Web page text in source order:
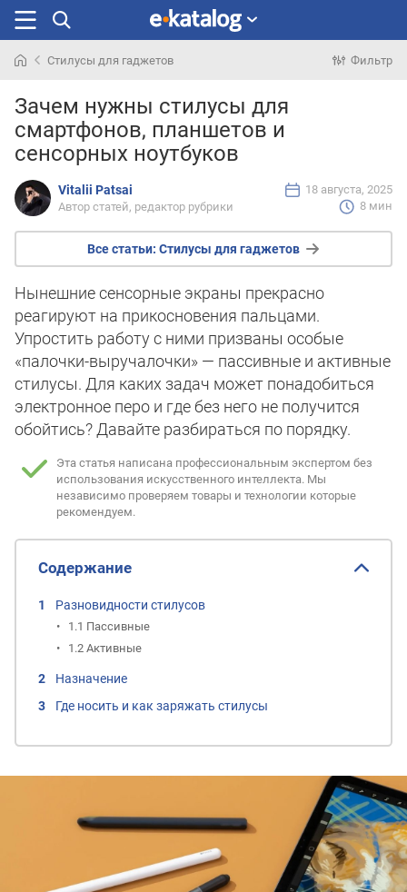
раньше
Стилусы для гаджетов Фильтр
Зачем нужны стилусы для
смартфонов, планшетов и
сенсорных ноутбуков
Vitalii Patsai
Автор статей, редактор рубрики 8 мин
18 августа, 2025
Все статьи: Стилусы для гаджетов
Нынешние сенсорные экраны прекрасно
реагируют на прикосновения пальцами.
Упростить работу с ними призваны особые
«палочки-выручалочки» — пассивные и активные
стилусы. Для каких задач может понадобиться
электронное перо и где без него не получится
обойтись? Давайте разбираться по порядку.
Эта статья написана профессиональным экспертом без
использования искусственного интеллекта. Мы
независимо проверяем товары и технологии которые
рекомендуем.
Содержание
Разновидности стилусов
1.1 Пассивные
1.2 Активные
Назначение
Где носить и как заряжать стилусы